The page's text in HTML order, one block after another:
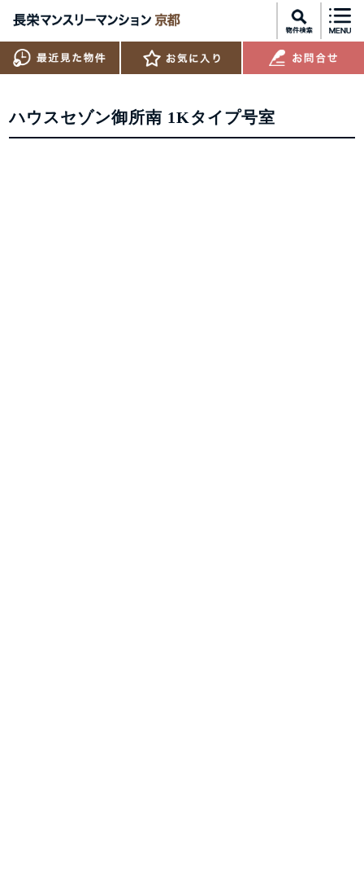
ハウスセゾン御所南 1Kタイプ号室